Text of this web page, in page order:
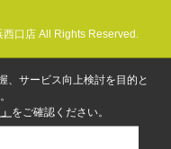
口店 All Rights Reserved.
、サービス向上検討を目的と
をご確認ください。